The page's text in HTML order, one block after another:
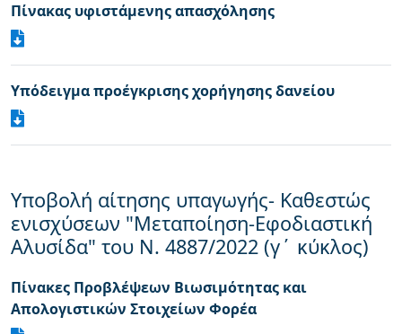
Πίνακας υφιστάμενης απασχόλησης
Υπόδειγμα προέγκρισης χορήγησης δανείου
Υποβολή αίτησης υπαγωγής- Καθεστώς
ενισχύσεων "Μεταποίηση-Εφοδιαστική
Αλυσίδα" του Ν. 4887/2022 (γ΄ κύκλος)
Πίνακες Προβλέψεων Βιωσιμότητας και
Απολογιστικών Στοιχείων Φορέα